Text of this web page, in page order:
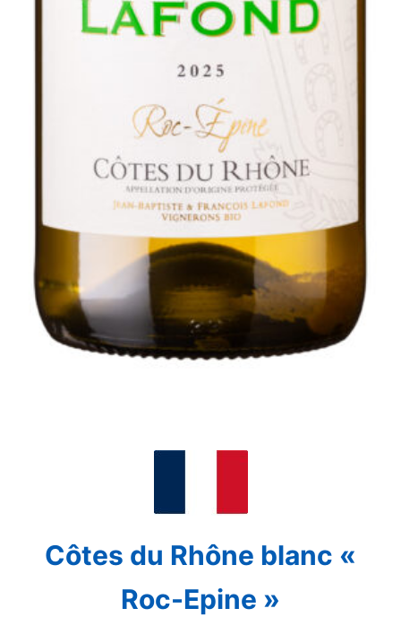
Côtes du Rhône blanc «
Roc-Epine »